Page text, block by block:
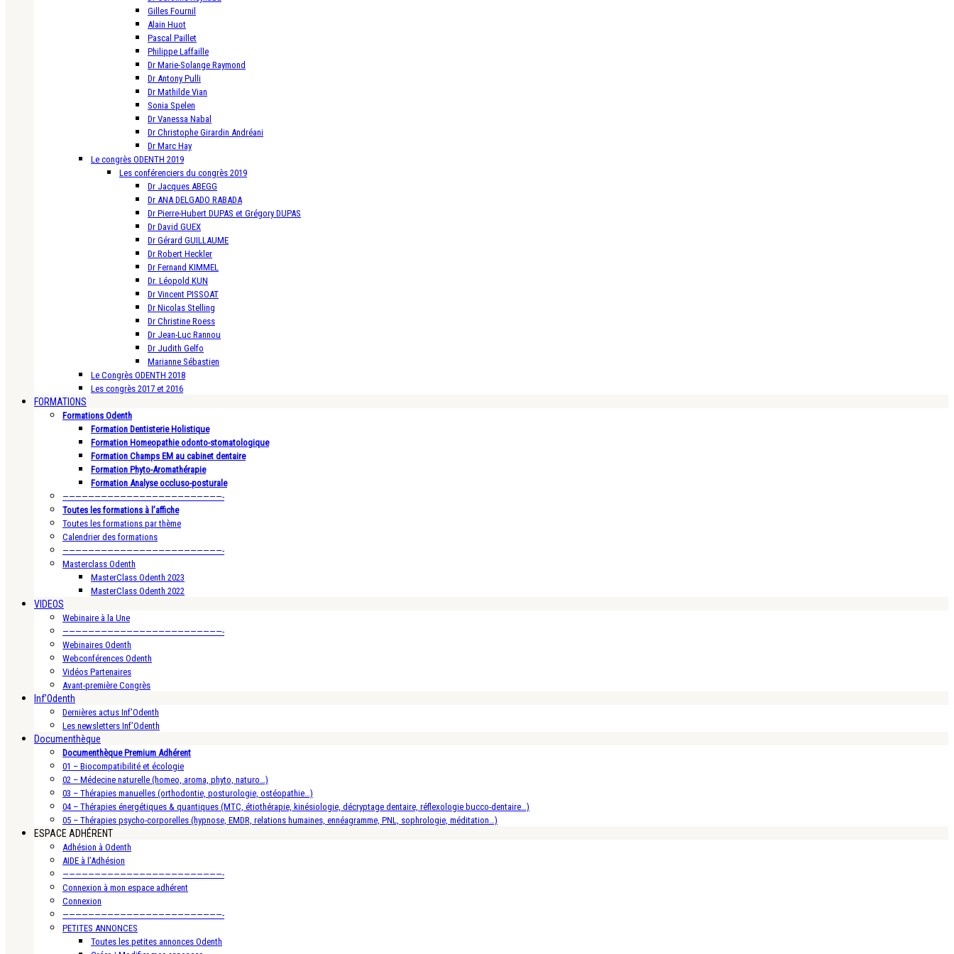
Gilles Fournil
Alain Huot
Pascal Paillet
Philippe Laffaille
Dr Marie-Solange Raymond
Dr Antony Pulli
Dr Mathilde Vian
Sonia Spelen
Dr Vanessa Nabal
Dr Christophe Girardin Andréani
Dr Marc Hay
Le congrès ODENTH 2019
Les conférenciers du congrès 2019
Dr Jacques ABEGG
Dr ANA DELGADO RABADA
Dr Pierre-Hubert DUPAS et Grégory DUPAS
Dr David GUEX
Dr Gérard GUILLAUME
Dr Robert Heckler
Dr Fernand KIMMEL
Dr. Léopold KUN
Dr Vincent PISSOAT
Dr Nicolas Stelling
Dr Christine Roess
Dr Jean-Luc Rannou
Dr Judith Gelfo
Marianne Sébastien
Le Congrès ODENTH 2018
Les congrès 2017 et 2016
FORMATIONS
Formations Odenth
Formation Dentisterie Holistique
Formation Homeopathie odonto-stomatologique
Formation Champs EM au cabinet dentaire
Formation Phyto-Aromathérapie
Formation Analyse occluso-posturale
—————————————————————————-
Toutes les formations à l’affiche
Toutes les formations par thème
Calendrier des formations
—————————————————————————-
Masterclass Odenth
MasterClass Odenth 2023
MasterClass Odenth 2022
VIDEOS
Webinaire à la Une
—————————————————————————-
Webinaires Odenth
Webconférences Odenth
Vidéos Partenaires
Avant-première Congrès
Inf’Odenth
Dernières actus Inf’Odenth
Les newsletters Inf’Odenth
Documenthèque
Documenthèque Premium Adhérent
01 – Biocompatibilité et écologie
02 – Médecine naturelle (homeo, aroma, phyto, naturo…)
03 – Thérapies manuelles (orthodontie, posturologie, ostéopathie…)
04 – Thérapies énergétiques & quantiques (MTC, étiothérapie, kinésiologie, décryptage dentaire, réflexologie bucco-dentaire…)
05 – Thérapies psycho-corporelles (hypnose, EMDR, relations humaines, ennéagramme, PNL, sophrologie, méditation…)
ESPACE ADHÉRENT
Adhésion à Odenth
AIDE à l’Adhésion
—————————————————————————-
Connexion à mon espace adhérent
Connexion
—————————————————————————-
PETITES ANNONCES
Toutes les petites annonces Odenth